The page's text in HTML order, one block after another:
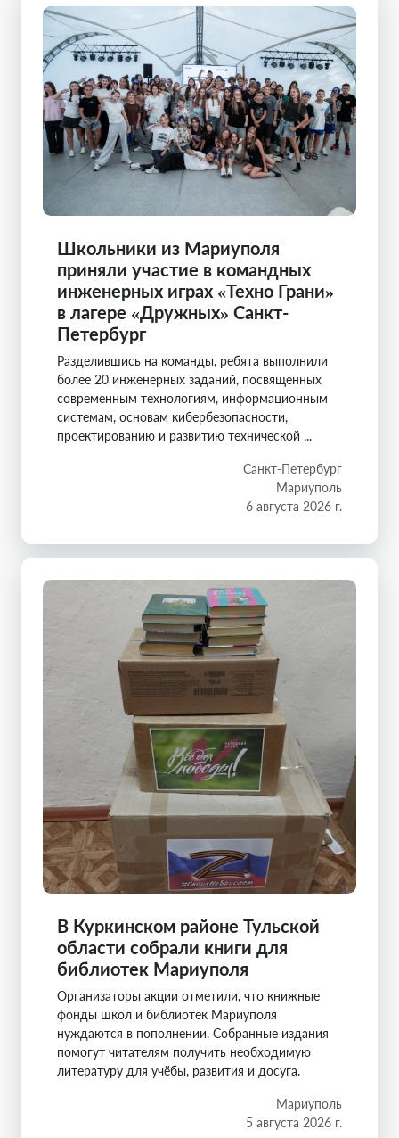
Школьники из Мариуполя
приняли участие в командных
инженерных играх «Техно Грани»
в лагере «Дружных» Санкт-
Петербург
Разделившись на команды, ребята выполнили
более 20 инженерных заданий, посвященных
современным технологиям, информационным
системам, основам кибербезопасности,
проектированию и развитию технической ...
Санкт-Петербург
Мариуполь
6 августа 2026 г.
В Куркинском районе Тульской
области собрали книги для
библиотек Мариуполя
Организаторы акции отметили, что книжные
фонды школ и библиотек Мариуполя
нуждаются в пополнении. Собранные издания
помогут читателям получить необходимую
литературу для учёбы, развития и досуга.
Мариуполь
5 августа 2026 г.